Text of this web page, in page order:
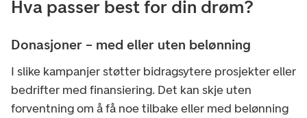
Hva passer best for din drøm?
Donasjoner – med eller uten belønning
I slike kampanjer støtter bidragsytere prosjekter eller
bedrifter med finansiering. Det kan skje uten
forventning om å få noe tilbake eller med belønning